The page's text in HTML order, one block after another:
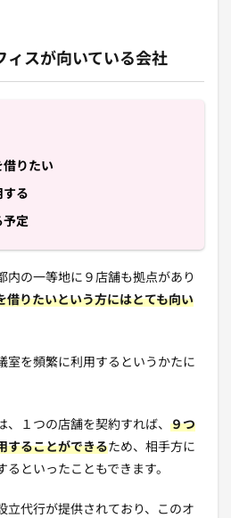
ィスが向いている会社
借りたい
する
予定
内の一等地に９店舗も拠点があり
借りたいという方にはとても向い
室を頻繁に利用するというかたに
、１つの店舗を契約すれば、 ９つ
することができるため、相手方に
といったこともできます。
立代行が提供されており、このオ